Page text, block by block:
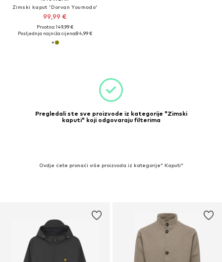
Zimski kaput 'Dorvan Youmodo'
99,99 €
Prvotno: 149,99 €
Posljednja najniža cijena:84,99 €
Pregledali ste sve proizvode iz kategorije "Zimski
kaputi" koji odgovaraju filterima
Ovdje ćete pronaći više proizvoda iz kategorije" Kaputi"